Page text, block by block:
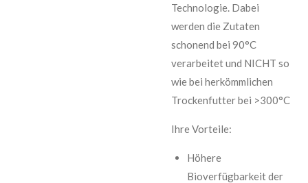
Technologie. Dabei
werden die Zutaten
schonend bei 90°C
verarbeitet und NICHT so
wie bei herkömmlichen
Trockenfutter bei >300°C
Ihre Vorteile:
Höhere
Bioverfügbarkeit der